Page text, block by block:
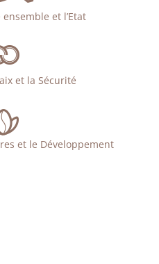
et l’Etat
et la Sécurité
et le Développement